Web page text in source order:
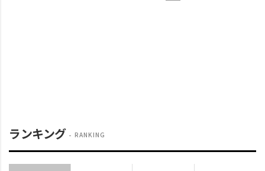
ランキング RANKING